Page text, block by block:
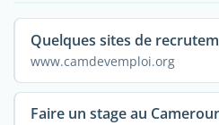
Quelques sites de
www.camdevemploi.org
Faire un stage au